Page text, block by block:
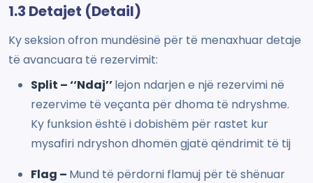
1.3 Detajet (Detail)
Ky seksion ofron mundësinë për të menaxhuar detaje
të avancuara të rezervimit:
Split – ‘‘Ndaj’’lejon ndarjen e një rezervimi në
rezervime të veçanta për dhoma të ndryshme.
Ky funksion është i dobishëm për rastet kur
mysafiri ndryshon dhomën gjatë qëndrimit të tij
Flag – Mund të përdorni flamuj për të shënuar